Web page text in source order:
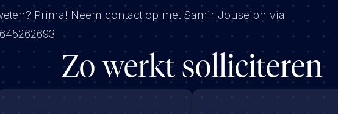
Prima! Neem contact op met Samir Jouseiph via
Zo werkt solliciteren